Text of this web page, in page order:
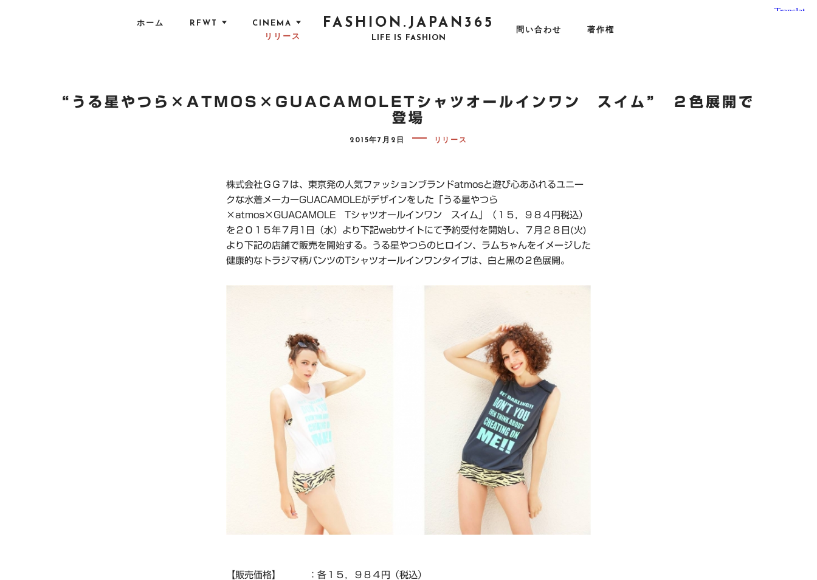
ホーム RFWT
CINEMA
リリース
FASHION.JAPAN365
LIFE IS FASHION
問い合わせ 著作権
“うる星やつら×ATMOS×GUACAMOLETシャツオールインワン スイム” ２色展開で
登場
P
D
N
2015年7月2日 リリース
株式会社ＧＧ７は、東京発の人気ファッションブランドatmosと遊び心あふれるユニー
クな水着メーカーGUACAMOLEがデザインをした「うる星やつら
×atmos×GUACAMOLE Tシャツオールインワン スイム」（１５，９８４円税込）
を２０１５年７月1日（水）より下記webサイトにて予約受付を開始し、７月２８日(火)
より下記の店舗で販売を開始する。うる星やつらのヒロイン、ラムちゃんをイメージした
健康的なトラジマ柄パンツのTシャツオールインワンタイプは、白と黒の２色展開。
【販売価格】 ：各１５，９８４円（税込）